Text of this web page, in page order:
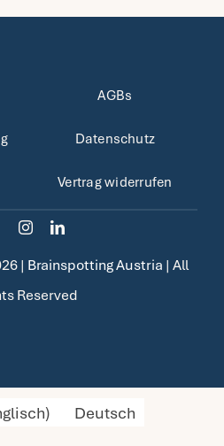
AGBs
Datenschutz
Vertrag widerrufen
| Brainspotting Austria | All
Reserved
) Deutsch